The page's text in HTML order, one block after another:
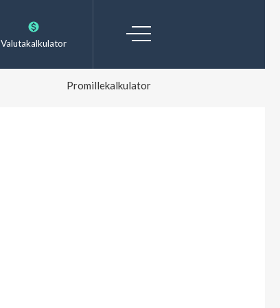
Valutakalkulator
Promillekalkulator